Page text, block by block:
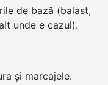
de bază (balast,
unde e cazul).
și marcajele.